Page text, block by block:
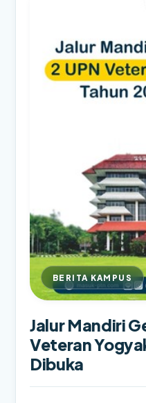
BERITA KAMPUS
Jalur Mandiri
Veteran
Dibuka